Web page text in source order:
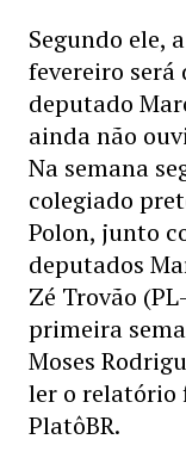
Segundo ele,
fevereiro
deputado
ainda não
Na semana
colegiado
Polon, junto
deputados
Zé Trovão
primeira
Moses
ler o relatório
PlatôBR.